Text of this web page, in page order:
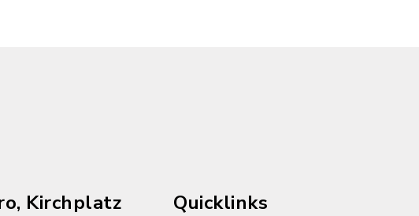
Kirchplatz Quicklinks